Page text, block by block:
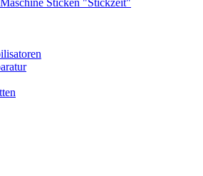
Sticken "Stickzeit"